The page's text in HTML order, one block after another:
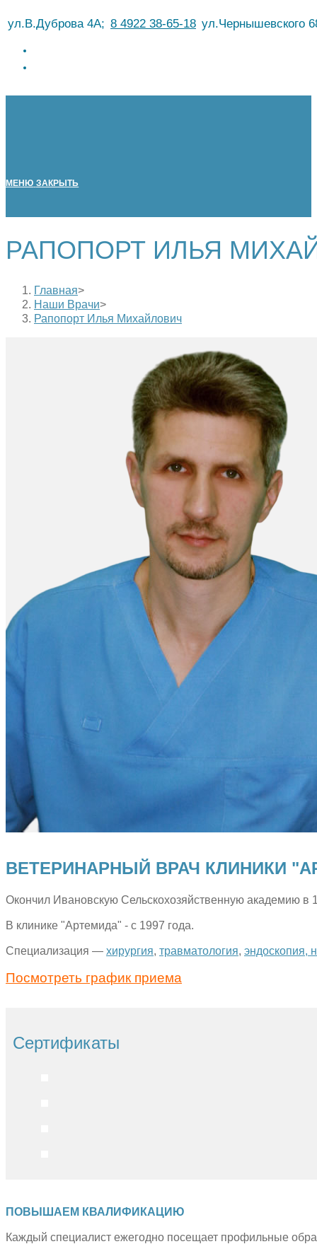
кул.В.Дуброва 4А; 8 4922 38-65-18 ул.Чернышевского
МЕНЮ ЗАКРЫТЬ
РАПОПОРТ ИЛЬЯ
Главная>
Наши Врачи>
Рапопорт Илья Михайлович
ВЕТЕРИНАРНЫЙ ВРАЧ КЛИНИКИ
Окончил Ивановскую Сельскохозяйственную академию в
В клинике "Артемида" - с 1997 года.
Специализация — хирургия, травматология, эндоскопия,
Посмотреть график приема
Сертификаты
ПОВЫШАЕМ КВАЛИФИКАЦИЮ
Каждый специалист ежегодно посещает профильные